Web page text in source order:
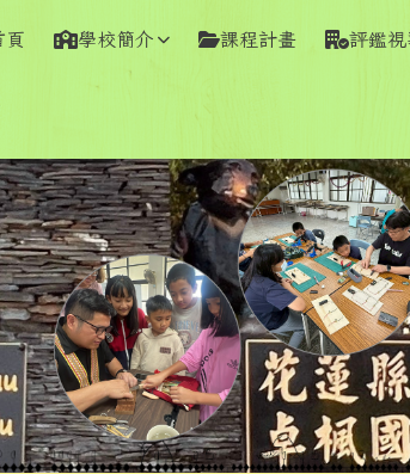
訊網
頁 學校簡介 課程計畫 評鑑視